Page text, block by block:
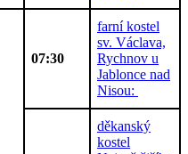
07:30
farní kostel
sv. Václava,
Rychnov u
Jablonce nad
Nisou:
děkanský
kostel